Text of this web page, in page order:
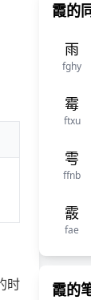
时
霞的
雨
fghy
霉
ftxu
雩
ffnb
霰
fae
霞的